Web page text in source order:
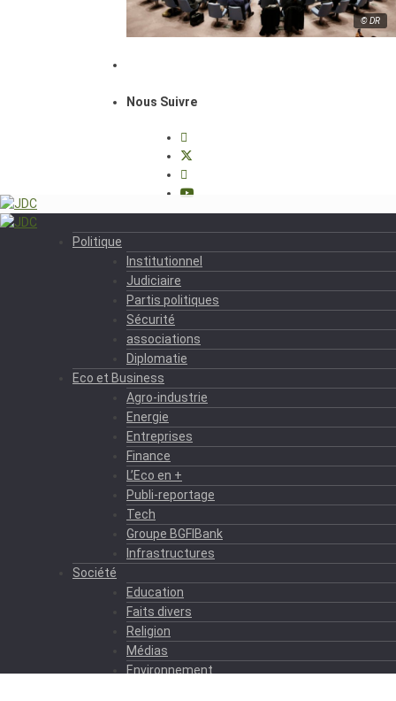
© DR
Nous Suivre
Politique
Institutionnel
Judiciaire
Partis politiques
Sécurité
associations
Diplomatie
Eco et Business
Agro-industrie
Energie
Entreprises
Finance
L’Eco en +
Publi-reportage
Tech
Groupe BGFIBank
Infrastructures
Société
Education
Faits divers
Religion
Médias
Environnement